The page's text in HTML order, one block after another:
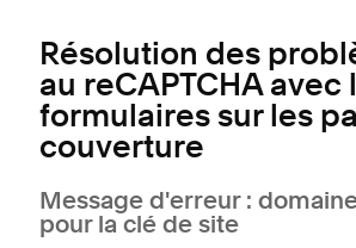
Résolution des
au reCAPTCHA avec
formulaires sur les
couverture
Message d'erreur :
pour la clé de site